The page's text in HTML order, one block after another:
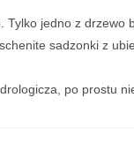
Tylko jedno z drzewo
sadzonki z
po prostu